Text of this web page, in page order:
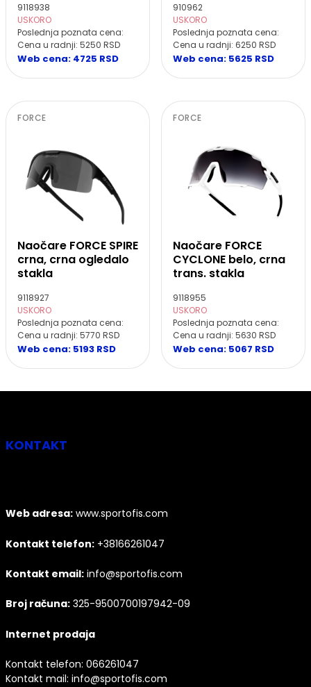
9118938
USKORO
Poslednja poznata cena:
Cena u radnji: 5250 RSD
Web cena: 4725 RSD
910962
USKORO
Poslednja poznata cena:
Cena u radnji: 6250 RSD
Web cena: 5625 RSD
FORCE
Naočare FORCE SPIRE
crna, crna ogledalo
stakla
9118927
USKORO
Poslednja poznata cena:
Cena u radnji: 5770 RSD
Web cena: 5193 RSD
FORCE
Naočare FORCE
CYCLONE belo, crna
trans. stakla
9118955
USKORO
Poslednja poznata cena:
Cena u radnji: 5630 RSD
Web cena: 5067 RSD
KONTAKT
Web adresa: www.sportofis.com
Kontakt telefon: +38166261047
Kontakt email: info@sportofis.com
Broj računa: 325-9500700197942-09
Internet prodaja
Kontakt telefon: 066261047
Kontakt mail: info@sportofis.com